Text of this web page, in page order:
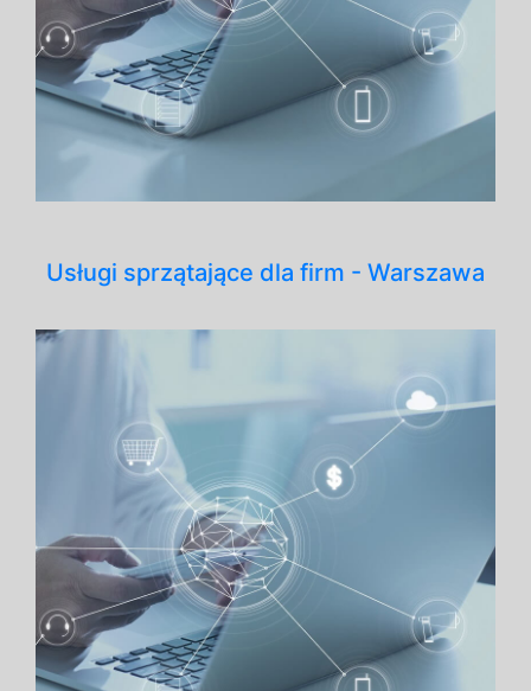
Usługi sprzątające dla firm - Warszawa